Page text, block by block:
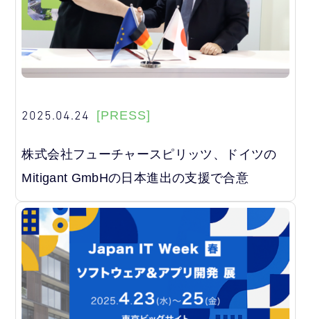
2025.04.24 [PRESS]
株式会社フューチャースピリッツ、ドイツの
Mitigant GmbHの日本進出の支援で合意